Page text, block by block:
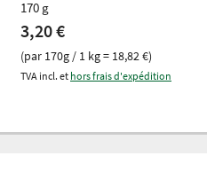
170 g
3,20 €
(par 170g / 1 kg = 18,82 €)
TVA incl. et hors frais d'expédition